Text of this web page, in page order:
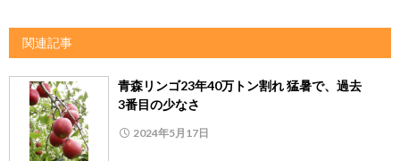
関連記事
青森リンゴ23年40万トン割れ 猛暑で、過去
3番目の少なさ
2024年5月17日